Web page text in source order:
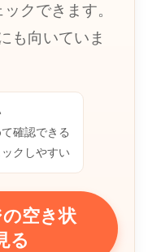
クできます。
も向いていま
確認できる
クしやすい
空き状
る